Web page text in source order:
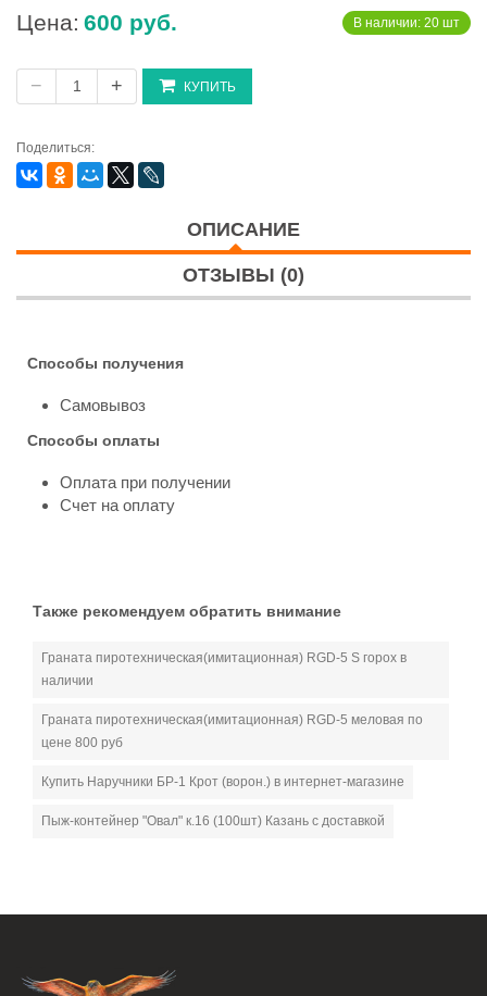
Цена: 600 руб. В наличии: 20 шт
− + КУПИТЬ
Поделиться:
ОПИСАНИЕ
ОТЗЫВЫ (0)
Способы получения
Самовывоз
Способы оплаты
Оплата при получении
Счет на оплату
Также рекомендуем обратить внимание
Граната пиротехническая(имитационная) RGD-5 S горох в
наличии
Граната пиротехническая(имитационная) RGD-5 меловая по
цене 800 руб
Купить Наручники БР-1 Крот (ворон.) в интернет-магазине
Пыж-контейнер "Овал" к.16 (100шт) Казань с доставкой